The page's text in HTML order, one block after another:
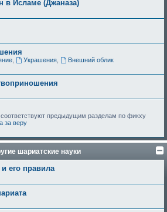
в Исламе (Джаназа)
, Украшения,
Внешний облик
предыдущим разделам по фикху
за веру
шариатские науки
его правила